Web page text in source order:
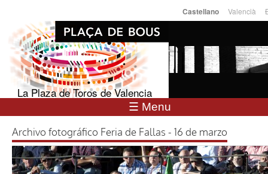
contenido
principal
Idiomas
Castellano Valencià
La Plaza de Toros de Valencia
☰ Menu
Archivo fotográfico Feria de Fallas - 16 de marzo